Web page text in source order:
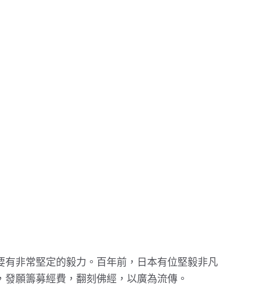
有非常堅定的毅力。百年前，日本有位堅毅非凡
願籌募經費，翻刻佛經，以廣為流傳。